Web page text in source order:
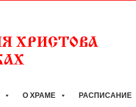
О ХРАМЕ РАСПИСАНИЕ